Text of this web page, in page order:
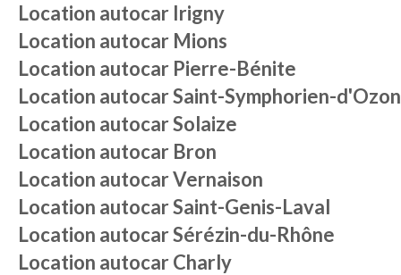
Location autocar Irigny
Location autocar Mions
Location autocar Pierre-Bénite
Location autocarSaint-Symphorien-d'Ozon
Location autocarSolaize
Location autocar Bron
Location autocarVernaison
Location autocarSaint-Genis-Laval
Location autocarSérézin-du-Rhône
Location autocarCharly